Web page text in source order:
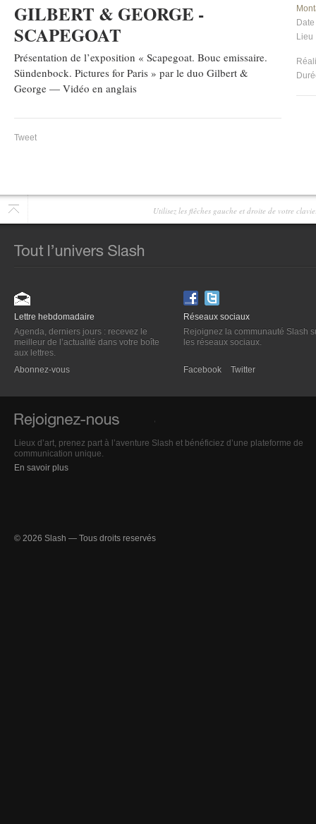
GILBERT & GEORGE -
SCAPEGOAT
Présentation de l’exposition « Scapegoat. Bouc emissaire.
Sündenbock. Pictures for Paris » par le duo Gilbert &
George — Vidéo en anglais
Tweet
Date
Lieu
Utilisez les flêches gauche et droite de votre
Lettre hebdomadaire
Agenda, derniers jours : recevez le
meilleur de l’actualité dans votre boîte
aux lettres.
Abonnez-vous
Réseaux sociaux
Rejoignez la communauté Slash
les réseaux sociaux.
Facebook Twitter
Lieux d’art, prenez part à l’aventure Slash et bénéficiez d’une plateforme de
communication unique.
En savoir plus
© 2026 Slash — Tous droits reservés